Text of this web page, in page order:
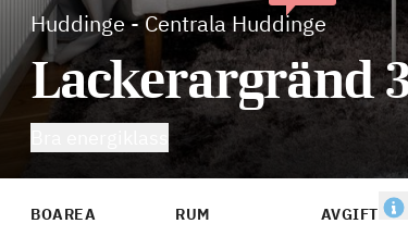
Huddinge-Centrala Huddinge
Lackerargränd
BOAREA
RUM
AVGIFT